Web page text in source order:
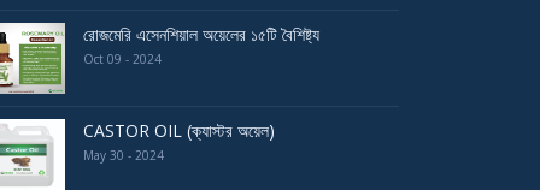
রোজমেরি এসেনশিয়াল অয়েলের ১৫টি বৈশিষ্ট্য
Oct 09 - 2024
CASTOR OIL (ক্যাস্টর অয়েল)
May 30 - 2024